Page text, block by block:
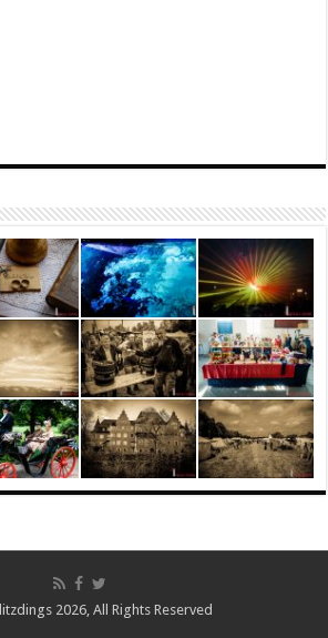
2026, All Rights Reserved